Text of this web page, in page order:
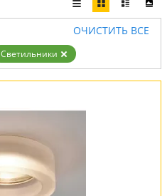
ОЧИСТИТЬ ВСЕ
Светильники